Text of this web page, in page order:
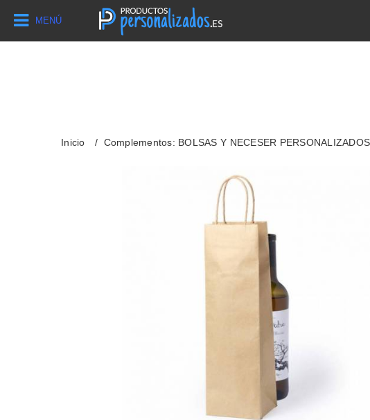
MENÚ
Inicio Complementos: BOLSAS Y NECESER PERSONALIZADOS